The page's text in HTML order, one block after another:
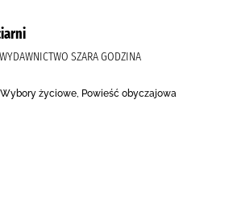
SZARA GODZINA
Wybory życiowe, Powieść obyczajowa